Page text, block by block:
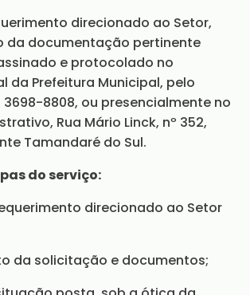
direcionado ao Setor,
da documentação pertinente
e protocolado no
da Prefeitura Municipal, pelo
8808, ou presencialmente no
Rua Mário Linck, nº 352,
Tamandaré do Sul.
do serviço:
direcionado ao Setor
da solicitação e documentos;